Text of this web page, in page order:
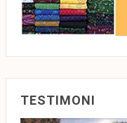
TESTIMONI